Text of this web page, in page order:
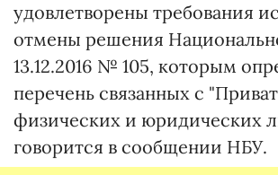
удовлетворены требования
отмены решения
13.12.2016 № 105, которым
перечень связанных с
физических и юридических
говорится в сообщении НБУ.